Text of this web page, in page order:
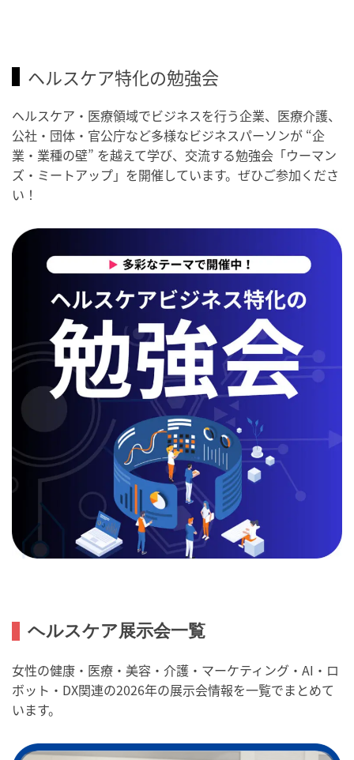
ヘルスケア特化の勉強会
ヘルスケア・医療領域でビジネスを行う企業、医療介護、
公社・団体・官公庁など多様なビジネスパーソンが “企
業・業種の壁” を越えて学び、交流する勉強会「ウーマン
ズ・ミートアップ」を開催しています。ぜひご参加くださ
い！
ヘルスケア展示会一覧
女性の健康・医療・美容・介護・マーケティング・AI・ロ
ボット・DX関連の2026年の展示会情報を一覧でまとめて
います。